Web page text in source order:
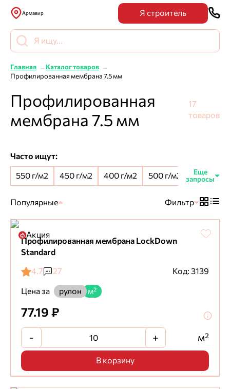
Армавир Я строитель
Главная
Каталог товаров
Профилированная мембрана 7.5 мм
Профилированная
мембрана 7.5 мм
17
товаров
Часто ищут:
550 г/м2
450 г/м2 400 г/м2 500 г/м2 8 мм шип
Популярные Фильтр
Акция
Профилированная мембрана LockDown
Standard
4.7
27
Код: 3139
Цена за
рулон м²
77.19 ₽
- + м²
В корзину